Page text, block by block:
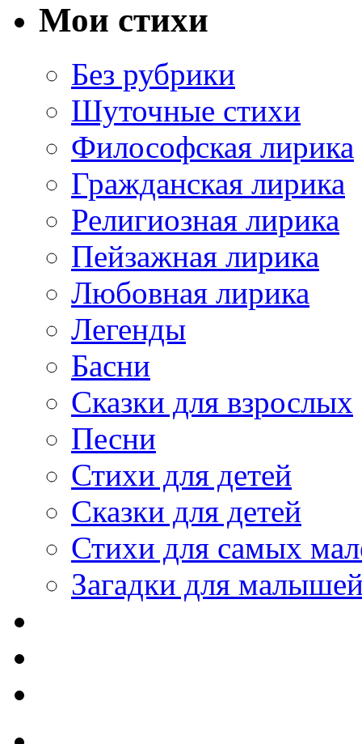
Мои стихи
Без рубрики
Шуточные стихи
Философская лирика
Гражданская лирика
Религиозная лирика
Пейзажная лирика
Любовная лирика
Легенды
Басни
Сказки для взрослых
Песни
Стихи для детей
Сказки для детей
Стихи для самых
Загадки для